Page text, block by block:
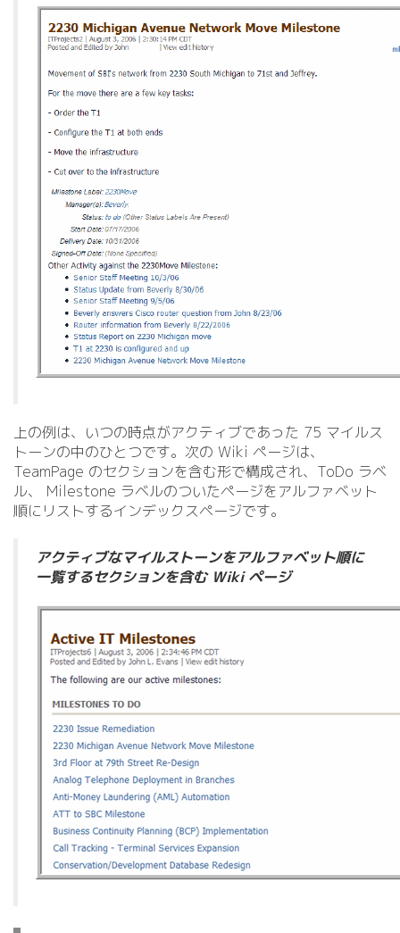
上の例は、いつの時点がアクティブであった 75 マイルス
トーンの中のひとつです。次の Wiki ページは、
TeamPage のセクションを含む形で構成され、ToDo ラベ
ル、 Milestone ラベルのついたページをアルファベット
順にリストするインデックスページです。
アクティブなマイルストーンをアルファベット順に
一覧するセクションを含む Wiki ページ